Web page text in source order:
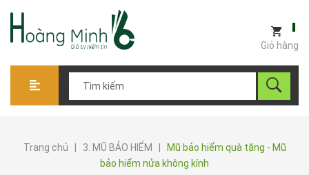
Giỏ hàng
Trang chủ 3. MŨ BẢO HIỂM
Mũ bảo hiểm quà tặng - Mũ
bảo hiểm nửa không kính